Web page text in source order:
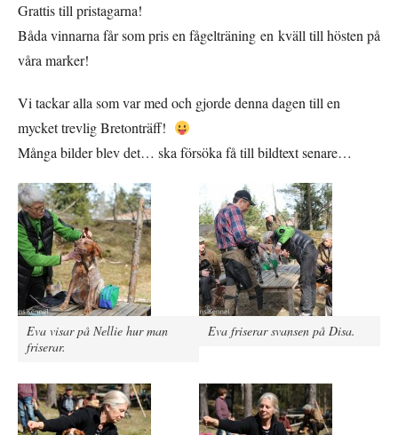
Grattis till pristagarna!
Båda vinnarna får som pris en fågelträning en kväll till hösten på
våra marker!
Vi tackar alla som var med och gjorde denna dagen till en
mycket trevlig Bretonträff!
Många bilder blev det… ska försöka få till bildtext senare…
Eva visar på Nellie hur man
friserar.
Eva friserar svansen på Disa.